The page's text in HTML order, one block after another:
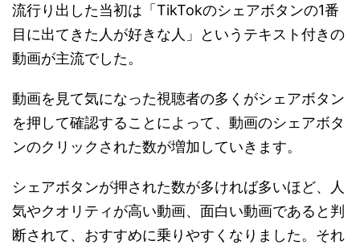
流行り出した当初は「TikTokのシェアボタンの1番
目に出てきた人が好きな人」というテキスト付きの
動画が主流でした。
動画を見て気になった視聴者の多くがシェアボタン
を押して確認することによって、動画のシェアボタ
ンのクリックされた数が増加していきます。
シェアボタンが押された数が多ければ多いほど、人
気やクオリティが高い動画、面白い動画であると判
断されて、おすすめに乗りやすくなりました。それ